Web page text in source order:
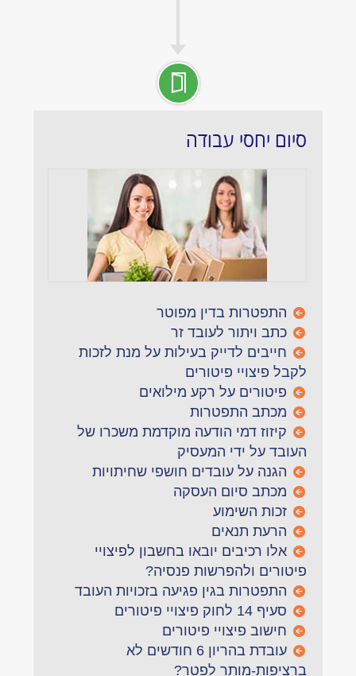
סיום יחסי עבודה
התפטרות בדין מפוטר
כתב ויתור לעובד זר
חייבים לדייק בעילות על מנת לזכות
לקבל פיצויי פיטורים
פיטורים על רקע מילואים
מכתב התפטרות
קיזוז דמי הודעה מוקדמת משכרו של
העובד על ידי המעסיק
הגנה על עובדים חושפי שחיתויות
מכתב סיום העסקה
זכות השימוע
הרעת תנאים
אלו רכיבים יובאו בחשבון לפיצויי
פיטורים ולהפרשות פנסיה?
התפטרות בגין פגיעה בזכויות העובד
סעיף 14 לחוק פיצויי פיטורים
חישוב פיצויי פיטורים
עובדת בהריון 6 חודשים לא
ברציפות-מותר לפטר?